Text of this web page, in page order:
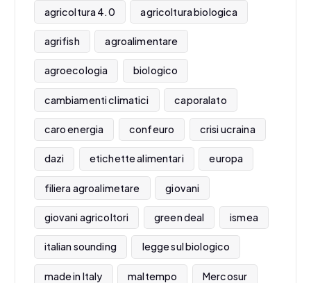
agricoltura 4.0 agricoltura biologica
agrifish agroalimentare
agroecologia biologico
cambiamenti climatici caporalato
caro energia confeuro crisi ucraina
dazi etichette alimentari europa
filiera agroalimetare giovani
giovani agricoltori green deal ismea
italian sounding legge sul biologico
made in Italy maltempo Mercosur